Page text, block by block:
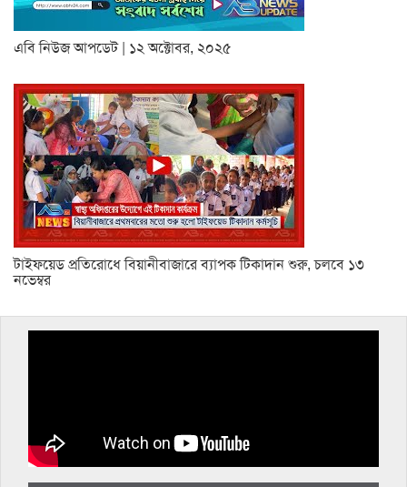
এবি নিউজ আপডেট | ১২ অক্টোবর, ২০২৫
টাইফয়েড প্রতিরোধে বিয়ানীবাজারে ব্যাপক টিকাদান শুরু, চলবে ১৩
নভেম্বর